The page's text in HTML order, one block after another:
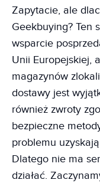
Zapytacie, ale
Geekbuying? Ten
wsparcie
Unii Europejskiej,
magazynów
dostawy jest
również zwroty
bezpieczne
problemu
Dlatego nie ma
działać.